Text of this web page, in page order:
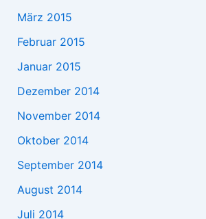
März 2015
Februar 2015
Januar 2015
Dezember 2014
November 2014
Oktober 2014
September 2014
August 2014
Juli 2014